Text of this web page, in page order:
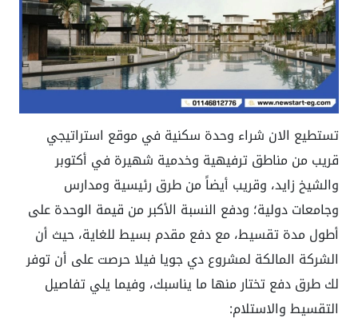
تستطيع الان شراء وحدة سكنية في موقع استراتيجي
قريب من مناطق ترفيهية وخدمية شهيرة في أكتوبر
والشيخ زايد، وقريب أيضاً من طرق رئيسية ومدارس
وجامعات دولية؛ ودفع النسبة الأكبر من قيمة الوحدة على
أطول مدة تقسيط، مع دفع مقدم بسيط للغاية، حيث أن
الشركة المالكة لمشروع دي جويا فيلا حرصت على أن توفر
لك طرق دفع تختار منها ما يناسبك، وفيما يلي تفاصيل
التقسيط والاستلام: